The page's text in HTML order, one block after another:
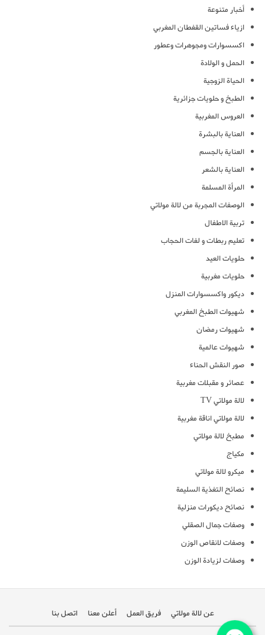
أخبار متنوعة
ازياء فساتين القفطان المغربي
اكسسوارات ومجوهرات وعطور
الحمل و الولادة
الحياة الزوجية
الطبخ و حلويات جزائرية
العروس المغربية
العناية بالبشرة
العناية بالجسم
العناية بالشعر
المرأة المسلمة
الوصفات المجربة من لالة مولاتي
تربية الاطفال
تعليم ربطات و لفات الحجاب
حلويات العيد
حلويات مغربية
ديكور واكسسوارات المنزل
شهيوات الطبخ المغربي
شهيوات رمضان
شهيوات عالمية
صور النقش الحناء
عصائر و مقبلات مغربية
لالة مولاتي TV
لالة مولاتي اناقة مغربية
مطبخ لالة مولاتي
مكياج
ميكرو لالة مولاتي
نصائح التغذية السليمة
نصائح ديكورات منزلية
وصفات جمال الصقلي
وصفات لانقاص الوزن
وصفات لزيادة الوزن
عن لالة مولاتي فريق العمل أعلن معنا اتصل بنا